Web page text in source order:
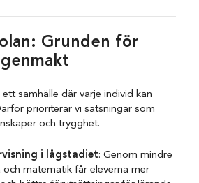
Grunden för
ett samhälle där varje individ kan
prioriterar vi satsningar som
och trygghet.
i lågstadiet: Genom mindre
och matematik får eleverna mer